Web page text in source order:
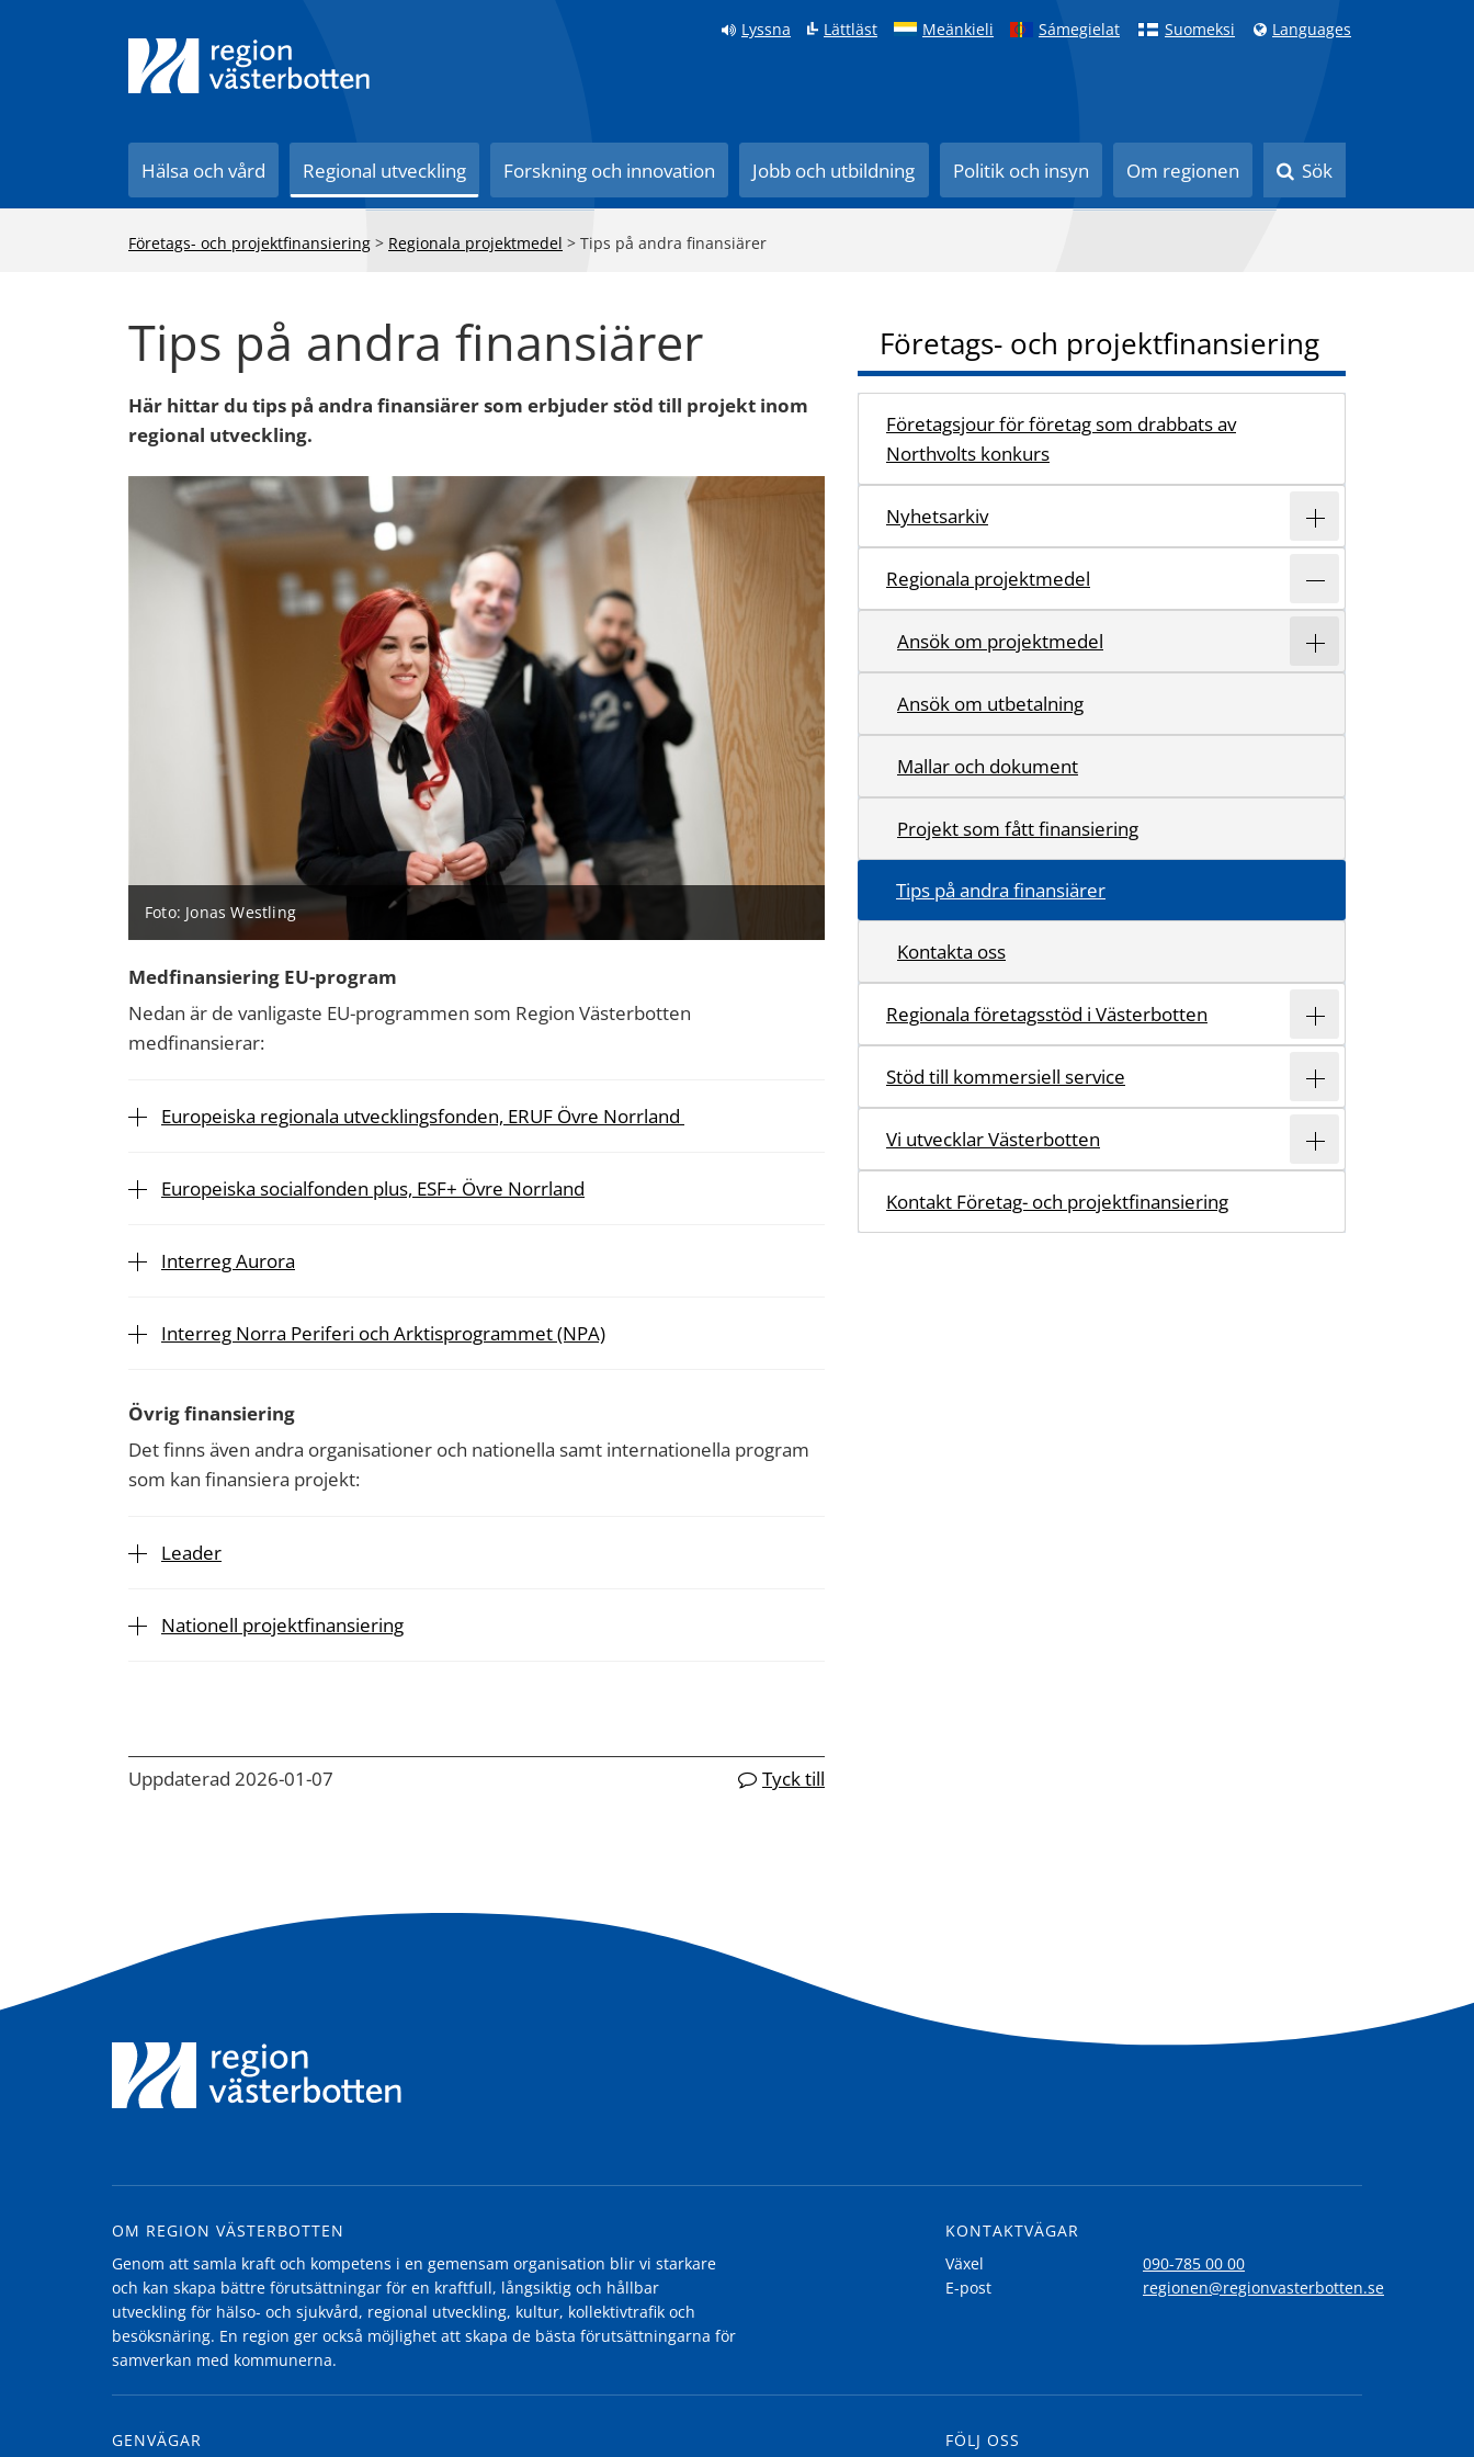
Lyssna Lättläst Meänkieli Sámegielat Suomeksi Languages
Hälsa och vård Regional utveckling Forskning och innovation Jobb och utbildning Politik och insyn Om regionen Sök
Företags- och projektfinansiering > Regionala projektmedel > Tips på andra finansiärer
Tips på andra finansiärer
Här hittar du tips på andra finansiärer som erbjuder stöd till projekt inom
regional utveckling.
Foto: Jonas Westling
Medfinansiering EU-program
Nedan är de vanligaste EU-programmen som Region Västerbotten
medfinansierar:
Europeiska regionala utvecklingsfonden, ERUF Övre Norrland
Europeiska socialfonden plus, ESF+ Övre Norrland
Interreg Aurora
Interreg Norra Periferi och Arktisprogrammet (NPA)
Övrig finansiering
Det finns även andra organisationer och nationella samt internationella program
som kan finansiera projekt:
Leader
Nationell projektfinansiering
Uppdaterad 2026-01-07 Tyck till
Företags- och projektfinansiering
Företagsjour för företag som drabbats av
Northvolts konkurs
Nyhetsarkiv
Regionala projektmedel
Ansök om projektmedel
Ansök om utbetalning
Mallar och dokument
Projekt som fått finansiering
Tips på andra finansiärer
Kontakta oss
Regionala företagsstöd i Västerbotten
Stöd till kommersiell service
Vi utvecklar Västerbotten
Kontakt Företag- och projektfinansiering
OM REGION VÄSTERBOTTEN
Genom att samla kraft och kompetens i en gemensam organisation blir vi starkare
och kan skapa bättre förutsättningar för en kraftfull, långsiktig och hållbar
utveckling för hälso- och sjukvård, regional utveckling, kultur, kollektivtrafik och
besöksnäring. En region ger också möjlighet att skapa de bästa förutsättningarna för
samverkan med kommunerna.
KONTAKTVÄGAR
Växel
090-785 00 00
E-post
regionen@regionvasterbotten.se
GENVÄGAR FÖLJ OSS